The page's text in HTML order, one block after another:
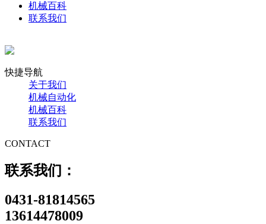
机械百科
联系我们
快捷导航
关于我们
机械自动化
机械百科
联系我们
CONTACT
联系我们：
0431-81814565
13614478009